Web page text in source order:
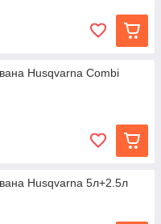
Husqvarna Combi
Husqvarna 5л+2.5л